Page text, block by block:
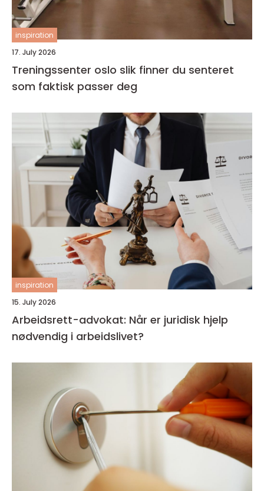
inspiration
17. July 2026
Treningssenter oslo slik finner du senteret
som faktisk passer deg
inspiration
15. July 2026
Arbeidsrett-advokat: Når er juridisk hjelp
nødvendig i arbeidslivet?